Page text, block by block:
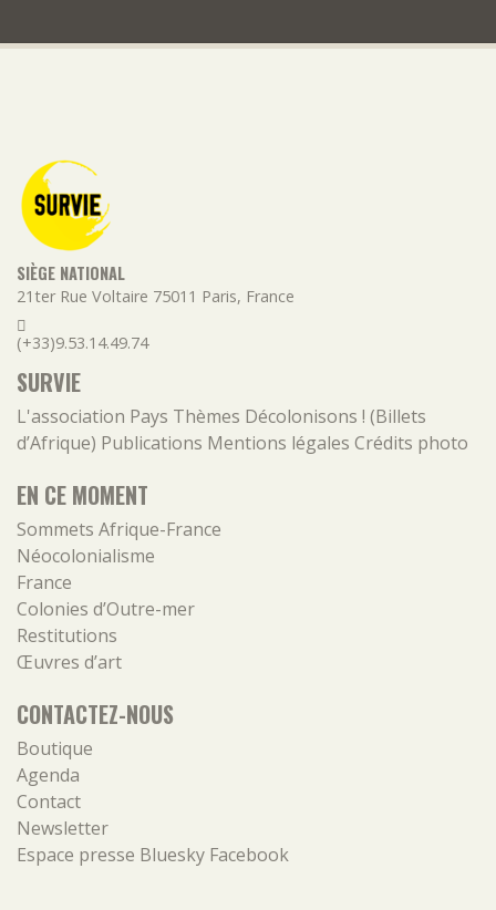
SIÈGE NATIONAL
21ter Rue Voltaire 75011 Paris, France
(+33)9.53.14.49.74
SURVIE
L'association Pays Thèmes Décolonisons ! (Billets
d’Afrique) Publications Mentions légales Crédits photo
EN CE MOMENT
Sommets Afrique-France
Néocolonialisme
France
Colonies d’Outre-mer
Restitutions
Œuvres d’art
CONTACTEZ-NOUS
Boutique
Agenda
Contact
Newsletter
Espace presse Bluesky Facebook